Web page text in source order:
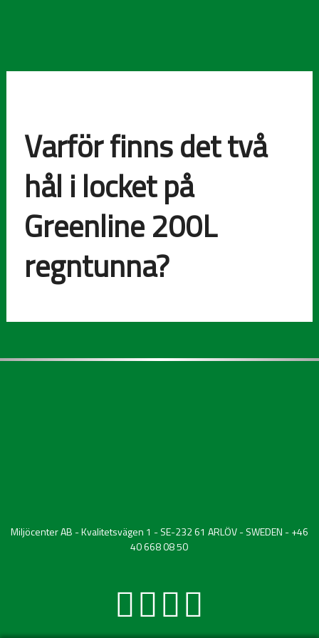
Varför finns det två
hål i locket på
Greenline 200L
regntunna?
Miljöcenter AB - Kvalitetsvägen 1 - SE-232 61 ARLÖV - SWEDEN - +46
40 668 08 50